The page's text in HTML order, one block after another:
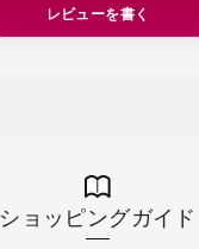
レビューを書く
ショッピングガイド